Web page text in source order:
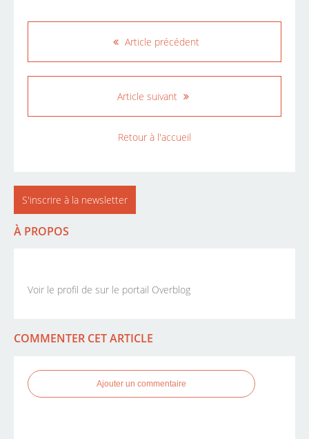
Article précédent
Article suivant
Retour à l'accueil
S'inscrire à la newsletter
À PROPOS
Voir le profil de sur le portail Overblog
COMMENTER CET ARTICLE
Ajouter un commentaire